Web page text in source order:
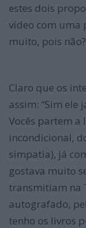
estes dois
vídeo com uma
muito, pois
Claro que os
assim: “Sim ele
Vocês partem a
incondicional,
simpatia), já
gostava muito
transmitiam na
autografado,
tenho os livros